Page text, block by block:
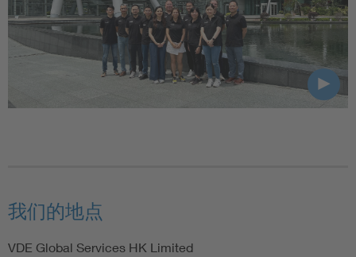
我们的地点
VDE Global Services HK Limited